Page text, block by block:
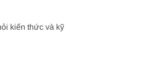
kiến thức và kỹ